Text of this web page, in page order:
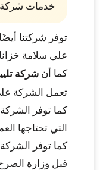
خدمات شركة
توفر شركتنا
على سلامة
كما أن شركة
تعمل الشركة
كما توفر
التي تحتاجها
كما توفر
قبل وزارة